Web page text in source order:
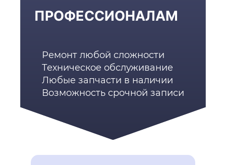
ПРОФЕССИОНАЛАМ
Ремонт любой сложности
Техническое обслуживание
Любые запчасти в наличии
Возможность срочной записи